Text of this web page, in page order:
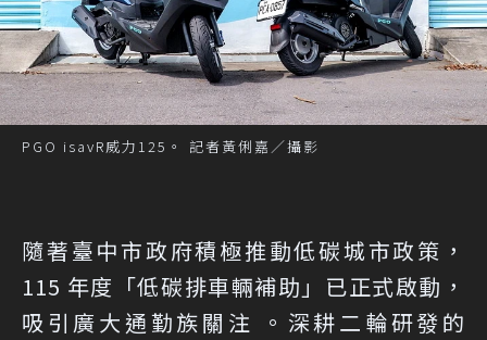
PGO isavR威力125。 記者黃俐嘉／攝影
隨著臺中市政府積極推動低碳城市政策，
115 年度「低碳排車輛補助」已正式啟動，
吸引廣大通勤族關注 。深耕二輪研發的